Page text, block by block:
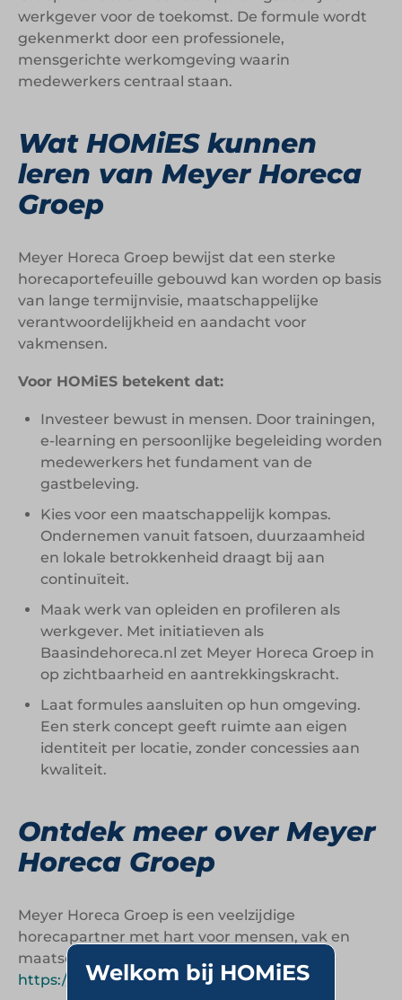
werkgever voor de toekomst. De formule wordt
gekenmerkt door een professionele,
mensgerichte werkomgeving waarin
medewerkers centraal staan.
Wat HOMiES kunnen
leren van Meyer Horeca
Groep
Meyer Horeca Groep bewijst dat een sterke
horecaportefeuille gebouwd kan worden op basis
van lange termijnvisie, maatschappelijke
verantwoordelijkheid en aandacht voor
vakmensen.
Voor HOMiES betekent dat:
Investeer bewust in mensen. Door trainingen,
e-learning en persoonlijke begeleiding worden
medewerkers het fundament van de
gastbeleving.
Kies voor een maatschappelijk kompas.
Ondernemen vanuit fatsoen, duurzaamheid
en lokale betrokkenheid draagt bij aan
continuïteit.
Maak werk van opleiden en profileren als
werkgever. Met initiatieven als
Baasindehoreca.nl zet Meyer Horeca Groep in
op zichtbaarheid en aantrekkingskracht.
Laat formules aansluiten op hun omgeving.
Een sterk concept geeft ruimte aan eigen
identiteit per locatie, zonder concessies aan
kwaliteit.
Ontdek meer over Meyer
Horeca Groep
Meyer Horeca Groep is een veelzijdige
horecapartner met hart voor mensen, vak en
maatschappij. Kijk voor meer informatie op
https://www.meyerhorecagroep.nl.
Welkom bij HOMiES